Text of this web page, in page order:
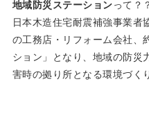
地域防災ステーションって？
日本木造住宅耐震補強事業者
の工務店・リフォーム会社、
ション」となり、地域の防災
害時の拠り所となる環境づく